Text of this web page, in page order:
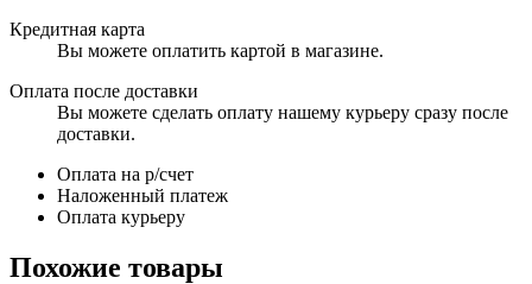
Кредитная карта
Вы можете оплатить картой в магазине.
Оплата после доставки
Вы можете сделать оплату нашему курьеру сразу после
доставки.
Оплата на р/счет
Наложенный платеж
Оплата курьеру
Похожие товары